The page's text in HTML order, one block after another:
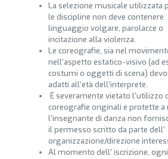
La selezione musicale utilizzata
le discipline non deve contenere
linguaggio volgare, parolacce o
incitazione alla violenza.
Le coreografie, sia nel
nell’aspetto estatico-visivo (ad
costumi o oggetti di scena)
adatti all’età dell’interprete.
È severamente vietato l’utilizzo
coreografie originali e protette a
l’insegnante di danza non
il permesso scritto da parte dell’
organizzazione/direzione
Al momento dell’ iscrizione, ogni